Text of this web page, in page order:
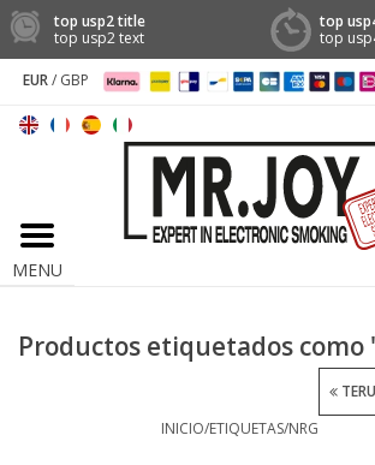
top usp2 title
top usp2 text
top
top
EUR/ GBP
MENU
Productos etiquetados como
INICIO/ETIQUETAS/NRG